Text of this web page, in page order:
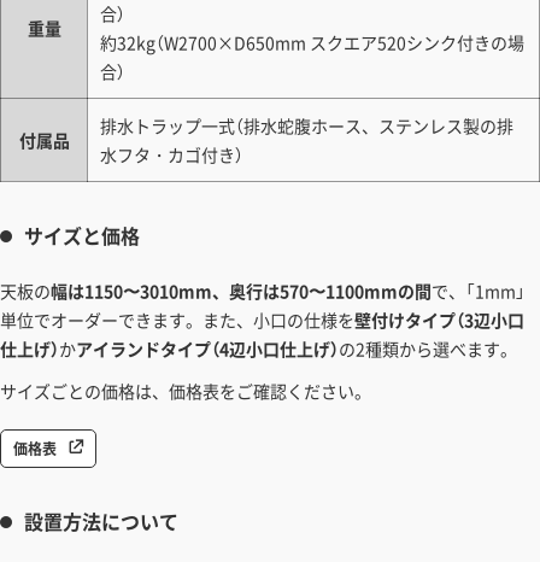
重量
合）
約32kg（W2700×D650mm スクエア520シンク付きの場
合）
付属品
排水トラップ一式（排水蛇腹ホース、ステンレス製の排
水フタ・カゴ付き）
サイズと価格
天板の幅は1150〜3010mm、奥行は570〜1100mmの間で、「1mm」
単位でオーダーできます。また、小口の仕様を壁付けタイプ（3辺小口
仕上げ）かアイランドタイプ（4辺小口仕上げ）の2種類から選べます。
サイズごとの価格は、価格表をご確認ください。
価格表
設置方法について